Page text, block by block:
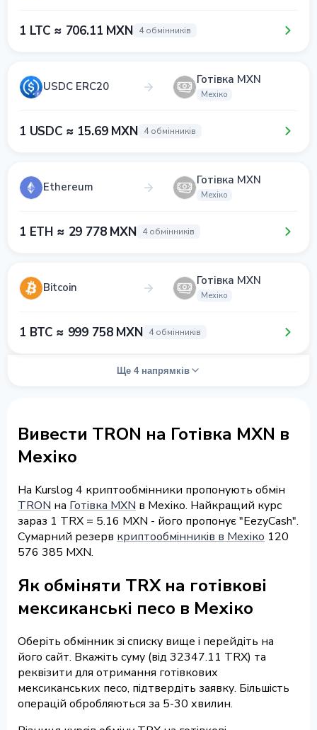
1 LTC ≈ 706.11 MXN 4 обмінників
USDC ERC20 Готівка MXN
Мехіко
1 USDC ≈ 15.69 MXN 4 обмінників
Ethereum Готівка MXN
Мехіко
1 ETH ≈ 29 778 MXN 4 обмінників
Bitcoin Готівка MXN
Мехіко
1 BTC ≈ 999 758 MXN 4 обмінників
Ще 4 напрямків
Вивести TRON на Готівка MXN в
Мехіко
На Kurslog 4 криптообмінники пропонують обмін
TRON на Готівка MXN в Мехіко. Найкращий курс
зараз 1 TRX = 5.16 MXN - його пропонує "EezyCash".
Сумарний резерв криптообмінників в Мехіко 120
576 385 MXN.
Як обміняти TRX на готівкові
мексиканські песо в Мехіко
Оберіть обмінник зі списку вище і перейдіть на
його сайт. Вкажіть суму (від 32347.11 TRX) та
реквізити для отримання готівкових
мексиканських песо, підтвердіть заявку. Більшість
операцій обробляються за 5-30 хвилин.